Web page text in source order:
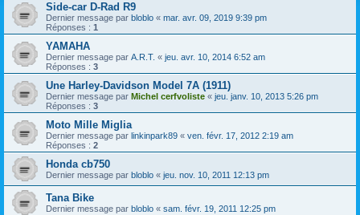
Side-car D-Rad R9
Dernier message par bloblo « mar. avr. 09, 2019 9:39 pm
Réponses : 1
YAMAHA
Dernier message par A.R.T. « jeu. avr. 10, 2014 6:52 am
Réponses : 3
Une Harley-Davidson Model 7A (1911)
Dernier message par Michel cerfvoliste « jeu. janv. 10, 2013 5:26 pm
Réponses : 3
Moto Mille Miglia
Dernier message par linkinpark89 « ven. févr. 17, 2012 2:19 am
Réponses : 2
Honda cb750
Dernier message par bloblo « jeu. nov. 10, 2011 12:13 pm
Tana Bike
Dernier message par bloblo « sam. févr. 19, 2011 12:25 pm